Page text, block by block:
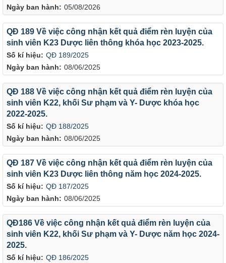
Ngày ban hành: 05/08/2026
Số kí hiệu: QĐ 189/2025
Ngày ban hành: 08/06/2025
QĐ 189 Về việc công nhận kết quả điểm rèn luyện của
sinh viên K23 Dược liên thông khóa học 2023-2025.
Số kí hiệu: QĐ 188/2025
Ngày ban hành: 08/06/2025
QĐ 188 Về việc công nhận kết quả điểm rèn luyện của
sinh viên K22, khối Sư phạm và Y- Dược khóa học
2022-2025.
Số kí hiệu: QĐ 187/2025
Ngày ban hành: 08/06/2025
QĐ 187 Về việc công nhận kết quả điểm rèn luyện của
sinh viên K23 Dược liên thông năm học 2024-2025.
Số kí hiệu: QĐ 186/2025
QĐ186 Về việc công nhận kết quả điểm rèn luyện của
sinh viên K22, khối Sư phạm và Y- Dược năm học 2024-
2025.